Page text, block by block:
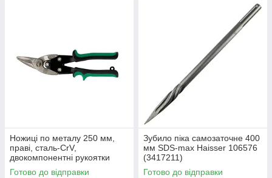
Ножиці по металу 250 мм,
праві, сталь-CrV,
двокомпонентні рукоятки
Sigma (4331221)
Готово до відправки
Зубило піка самозаточне 400
мм SDS-max Haisser 106576
(3417211)
Готово до відправки